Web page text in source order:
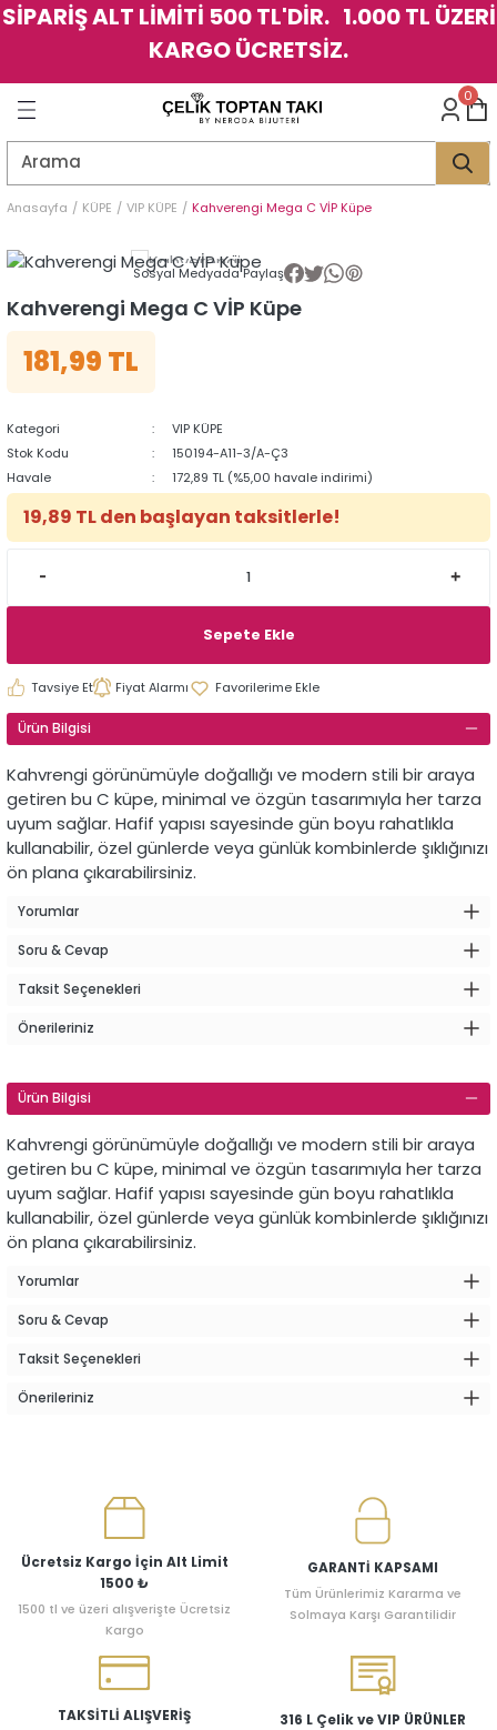
SİPARİŞ ALT LİMİTİ 500 TL'DİR. 1.000 TL ÜZERİ
KARGO ÜCRETSİZ.
Geri Dön
Geri Dön
Geri Dön
Geri Dön
Geri Dön
Geri Dön
0
Anasayfa KÜPE VIP KÜPE Kahverengi Mega C VİP Küpe
Sosyal Medyada Paylaş
Kahverengi Mega C VİP Küpe
181,99 TL
Kategori
VIP KÜPE
Stok Kodu
150194-A11-3/A-Ç3
Havale
172,89 TL (%5,00 havale indirimi)
19,89 TL den başlayan taksitlerle!
Sepete Ekle
Tavsiye Et Fiyat Alarmı
Ürün Bilgisi
Kahvrengi görünümüyle doğallığı ve modern stili bir araya
getiren bu C küpe, minimal ve özgün tasarımıyla her tarza
uyum sağlar. Hafif yapısı sayesinde gün boyu rahatlıkla
kullanabilir, özel günlerde veya günlük kombinlerde şıklığınızı
ön plana çıkarabilirsiniz.
Yorumlar
Soru & Cevap
Taksit Seçenekleri
Önerileriniz
Ürün Bilgisi
Kahvrengi görünümüyle doğallığı ve modern stili bir araya
getiren bu C küpe, minimal ve özgün tasarımıyla her tarza
uyum sağlar. Hafif yapısı sayesinde gün boyu rahatlıkla
kullanabilir, özel günlerde veya günlük kombinlerde şıklığınızı
ön plana çıkarabilirsiniz.
Yorumlar
Soru & Cevap
Taksit Seçenekleri
Önerileriniz
Ücretsiz Kargo İçin Alt Limit
1500 ₺
1500 tl ve üzeri alışverişte Ücretsiz
Kargo
GARANTİ KAPSAMI
Tüm Ürünlerimiz Kararma ve
Solmaya Karşı Garantilidir
TAKSİTLİ ALIŞVERİŞ
316 L Çelik ve VIP ÜRÜNLER
Geri Dön
Geri Dön
Geri Dön
Geri Dön
Geri Dön
Geri Dön